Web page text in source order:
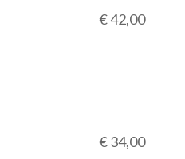
€ 42,00
€ 34,00